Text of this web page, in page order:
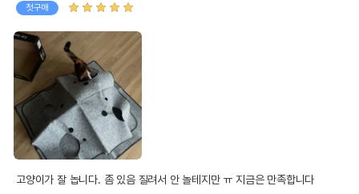
첫구매
고양이가 잘 놉니다. 좀 있음 질려서 안 놀테지만 ㅠ 지금은 만족합니다